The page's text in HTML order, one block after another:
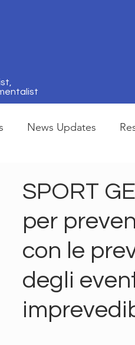
News Updates
SPORT
per
con le
degli